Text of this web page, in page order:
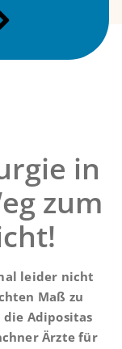
in
zum
leider nicht
Maß zu
Adipositas
Ärzte für